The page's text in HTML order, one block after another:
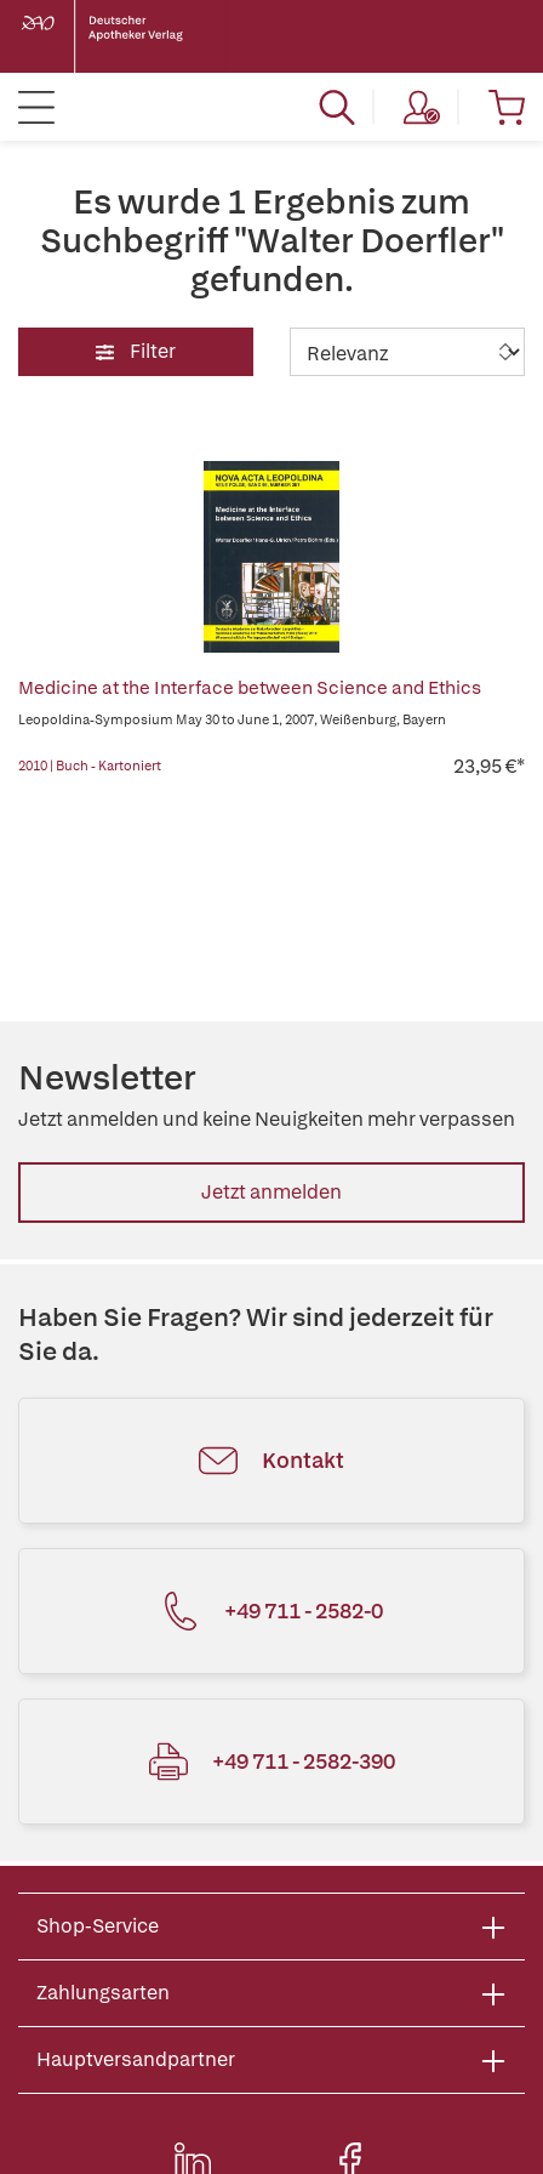
Es wurde 1 Ergebnis zum
Suchbegriff "Walter Doerfler"
gefunden.
Filter
Medicine at the Interface between Science and Ethics
Leopoldina-Symposium May 30 to June 1, 2007, Weißenburg, Bayern
2010 | Buch - Kartoniert 23,95 €*
Newsletter
Jetzt anmelden und keine Neuigkeiten mehr verpassen
Jetzt anmelden
Haben Sie Fragen? Wir sind jederzeit für
Sie da.
Kontakt
+49 711 - 2582-0
+49 711 - 2582-390
Shop-Service
Zahlungsarten
Hauptversandpartner